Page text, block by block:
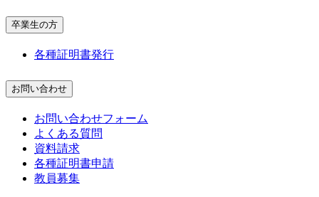
卒業生の方
各種証明書発行
お問い合わせ
お問い合わせフォーム
よくある質問
資料請求
各種証明書申請
教員募集